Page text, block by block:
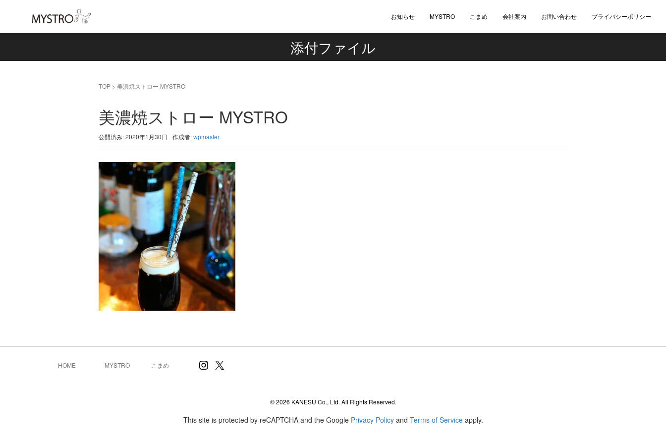
お知らせ MYSTRO こまめ 会社案内 お問い合わせ プライバシーポリシー
添付ファイル
TOP >美濃焼ストロー MYSTRO
美濃焼ストロー MYSTRO
公開済み: 2020年1月30日 作成者:wpmaster
HOME MYSTRO こまめ Instagram
X
© 2026 KANESU Co., Ltd. All Rights Reserved.
This site is protected by reCAPTCHA and the Google Privacy Policyand Terms of Serviceapply.